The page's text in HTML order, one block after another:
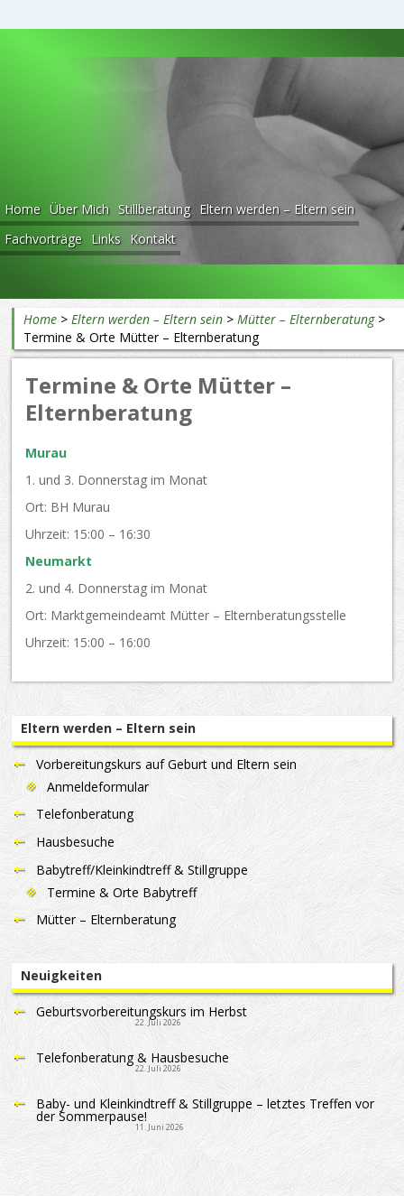
Home Über Mich Stillberatung Eltern werden – Eltern sein
Fachvorträge Links Kontakt
Beratung rund ums Baby
Home >Eltern werden – Eltern sein >Mütter – Elternberatung>
Termine & Orte Mütter – Elternberatung
Termine & Orte Mütter –
Elternberatung
Murau
1. und 3. Donnerstag im Monat
Ort: BH Murau
Uhrzeit: 15:00 – 16:30
Neumarkt
2. und 4. Donnerstag im Monat
Ort: Marktgemeindeamt Mütter – Elternberatungsstelle
Uhrzeit: 15:00 – 16:00
Eltern werden – Eltern sein
Vorbereitungskurs auf Geburt und Eltern sein
Anmeldeformular
Telefonberatung
Hausbesuche
Babytreff/Kleinkindtreff & Stillgruppe
Termine & Orte Babytreff
Mütter – Elternberatung
Neuigkeiten
Geburtsvorbereitungskurs im Herbst
22. Juli 2026
Telefonberatung & Hausbesuche
22. Juli 2026
Baby- und Kleinkindtreff & Stillgruppe – letztes Treffen vor
der Sommerpause!
11. Juni 2026